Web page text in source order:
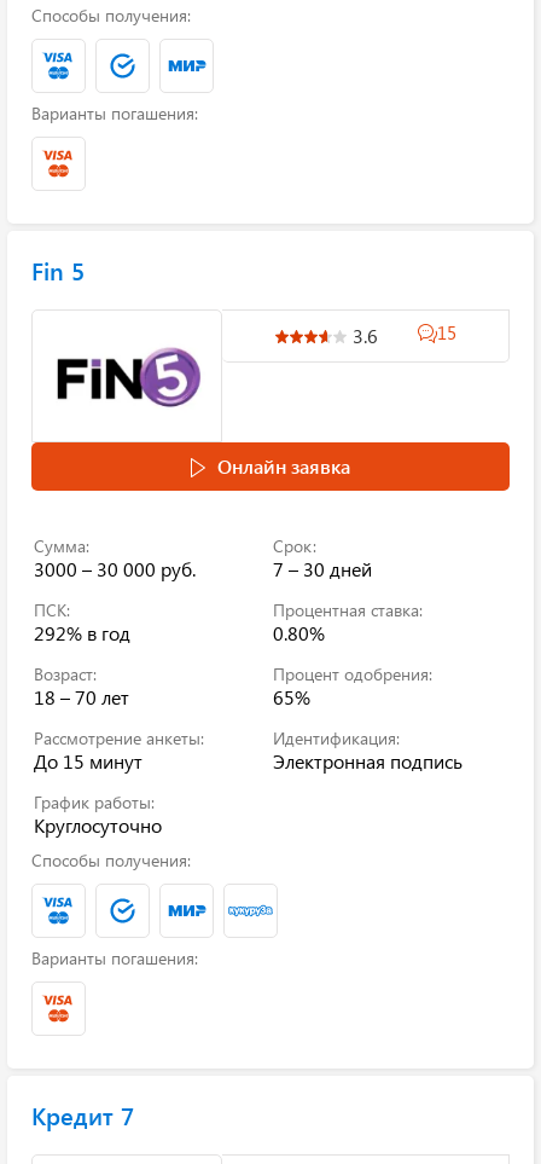
Способы получения:
Варианты погашения:
Fin 5
3.6 15
Онлайн заявка
Сумма:
3000 – 30 000 руб.
Срок:
7 – 30 дней
ПСК:
292% в год
Процентная ставка:
0.80%
Возраст:
18 – 70 лет
Процент одобрения:
65%
Рассмотрение анкеты:
До 15 минут
Идентификация:
Электронная подпись
График работы:
Круглосуточно
Способы получения:
Варианты погашения:
Кредит 7